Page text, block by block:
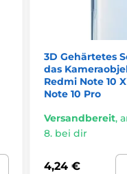
3D Gehärtetes
das
Redmi Note 10
Note 10 Pro
Versandbereit,
8. bei dir
4,24 €